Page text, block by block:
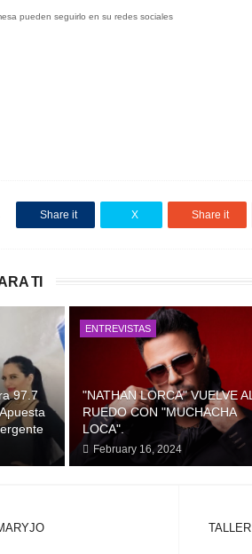
pueden seguirlo en su redes sociales
Share it X Share it
TI
97.7
ENTREVISTAS
"NATHAN LORCA" VUELVE AL
RUEDO CON "MUCHACHA
LOCA".
February 16, 2024